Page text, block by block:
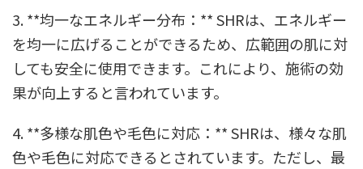
3. **均一なエネルギー分布：** SHRは、エネルギー
を均一に広げることができるため、広範囲の肌に対
しても安全に使用できます。これにより、施術の効
果が向上すると言われています。
4. **多様な肌色や毛色に対応：** SHRは、様々な肌
色や毛色に対応できるとされています。ただし、最